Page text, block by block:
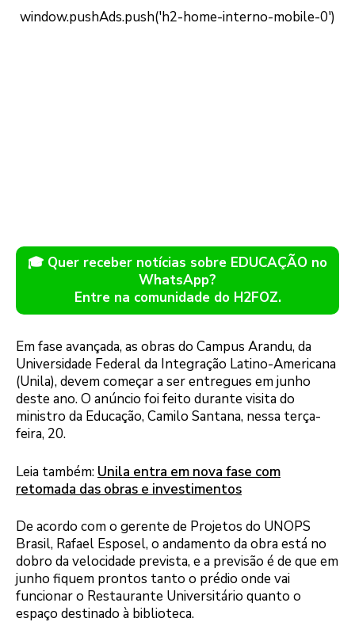
🎓 Quer receber notícias sobre EDUCAÇÃO no
WhatsApp?
Entre na comunidade do H2FOZ.
Em fase avançada, as obras do Campus Arandu, da
Universidade Federal da Integração Latino-Americana
(Unila), devem começar a ser entregues em junho
deste ano. O anúncio foi feito durante visita do
ministro da Educação, Camilo Santana, nessa terça-
feira, 20.
Leia também: Unila entra em nova fase com
retomada das obras e investimentos
De acordo com o gerente de Projetos do UNOPS
Brasil, Rafael Esposel, o andamento da obra está no
dobro da velocidade prevista, e a previsão é de que em
junho fiquem prontos tanto o prédio onde vai
funcionar o Restaurante Universitário quanto o
espaço destinado à biblioteca.